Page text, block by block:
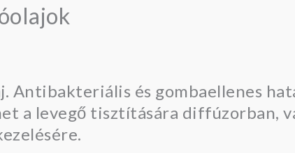
és gombaellenes
a levegő tisztítására diffúzorban,